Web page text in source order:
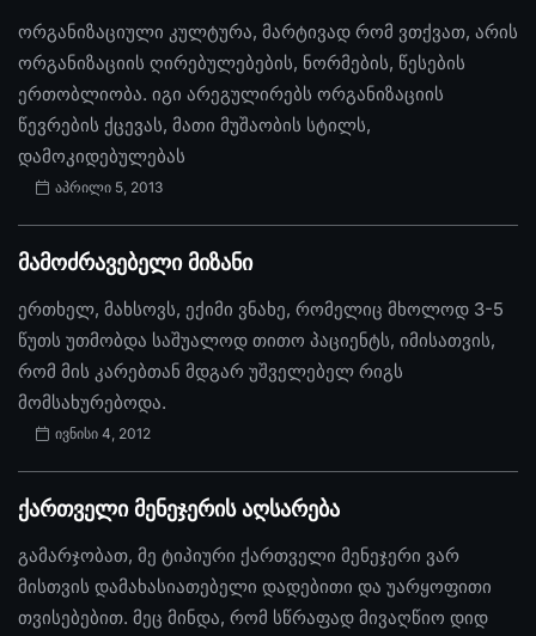
ორგანიზაციული კულტურა, მარტივად რომ ვთქვათ, არის
ორგანიზაციის ღირებულებების, ნორმების, წესების
ერთობლიობა. იგი არეგულირებს ორგანიზაციის
წევრების ქცევას, მათი მუშაობის სტილს,
დამოკიდებულებას
აპრილი 5, 2013
მამოძრავებელი მიზანი
ერთხელ, მახსოვს, ექიმი ვნახე, რომელიც მხოლოდ 3-5
წუთს უთმობდა საშუალოდ თითო პაციენტს, იმისათვის,
რომ მის კარებთან მდგარ უშველებელ რიგს
მომსახურებოდა.
ივნისი 4, 2012
ქართველი მენეჯერის აღსარება
გამარჯობათ, მე ტიპიური ქართველი მენეჯერი ვარ
მისთვის დამახასიათებელი დადებითი და უარყოფითი
თვისებებით. მეც მინდა, რომ სწრაფად მივაღწიო დიდ